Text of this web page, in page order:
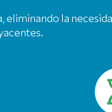
eliminando la